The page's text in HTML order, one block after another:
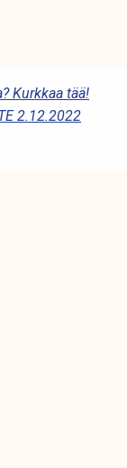
Kurkkaa tää!
2.12.2022